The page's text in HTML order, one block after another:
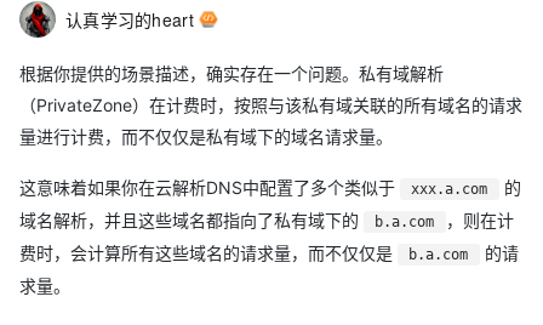
认真学习的heart
根据你提供的场景描述，确实存在一个问题。私有域解析
（PrivateZone）在计费时，按照与该私有域关联的所有域名的请求
量进行计费，而不仅仅是私有域下的域名请求量。
这意味着如果你在云解析DNS中配置了多个类似于 xxx.a.com
的
域名解析，并且这些域名都指向了私有域下的
b.a.com
，则在计
费时，会计算所有这些域名的请求量，而不仅仅是
b.a.com
的请
求量。